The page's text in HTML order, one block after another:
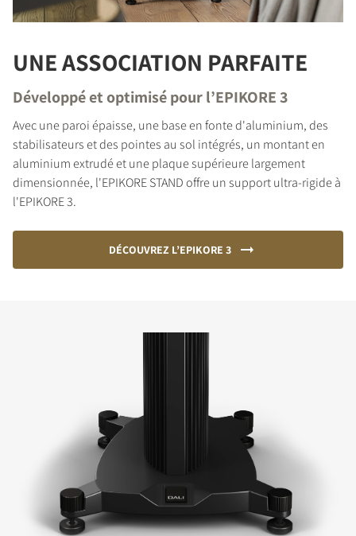
UNE ASSOCIATION PARFAITE
Développé et optimisé pour l’EPIKORE 3
Avec une paroi épaisse, une base en fonte d'aluminium, des
stabilisateurs et des pointes au sol intégrés, un montant en
aluminium extrudé et une plaque supérieure largement
dimensionnée, l'EPIKORE STAND offre un support ultra-rigide à
l'EPIKORE 3.
DÉCOUVREZ L’EPIKORE 3